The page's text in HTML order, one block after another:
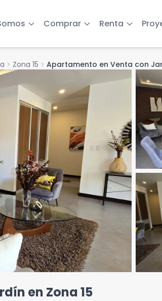
Comprar Renta
chevron_right Zona 15 chevron_right Apartamento en Venta con
en Zona 15